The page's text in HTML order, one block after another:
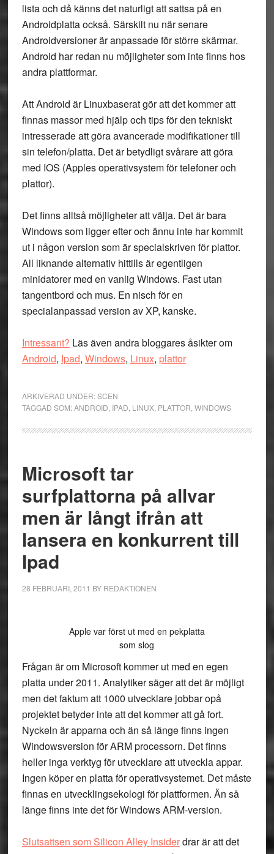
lista och då känns det naturligt att sattsa på en
Androidplatta också. Särskilt nu när senare
Androidversioner är anpassade för större skärmar.
Android har redan nu möjligheter som inte finns hos
andra plattformar.
Att Android är Linuxbaserat gör att det kommer att
finnas massor med hjälp och tips för den tekniskt
intresserade att göra avancerade modifikationer till
sin telefon/platta. Det är betydligt svårare att göra
med IOS (Apples operativsystem för telefoner och
plattor).
Det finns alltså möjligheter att välja. Det är bara
Windows som ligger efter och ännu inte har kommit
ut i någon version som är specialskriven för plattor.
All liknande alternativ hittills är egentligen
minidatorer med en vanlig Windows. Fast utan
tangentbord och mus. En nisch för en
specialanpassad version av XP, kanske.
Intressant? Läs även andra bloggares åsikter om
Android, Ipad, Windows, Linux, plattor
ARKIVERAD UNDER:SCEN
TAGGAD SOM:ANDROID IPAD LINUX, PLATTOR WINDOWS
Microsoft tar
surfplattorna på allvar
men är långt ifrån att
lansera en konkurrent till
Ipad
28 FEBRUARI, 2011 BY REDAKTIONEN
Apple var först ut med en pekplatta
som slog
Frågan är om Microsoft kommer ut med en egen
platta under 2011. Analytiker säger att det är möjligt
men det faktum att 1000 utvecklare jobbar opå
projektet betyder inte att det kommer att gå fort.
Nyckeln är apparna och än så länge finns ingen
Windowsversion för ARM processorn. Det finns
heller inga verktyg för utvecklare att utveckla appar.
Ingen köper en platta för operativsystemet. Det måste
finnas en utvecklingsekologi för plattformen. Än så
länge finns inte det för Windows ARM-version.
Slutsattsen som Silicon Alley Insiderdrar är att det